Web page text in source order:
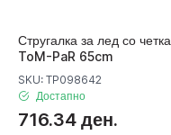
Стругалка за лед со четка
ToM-PaR 65cm
SKU: TP098642
Достапно
716.34 ден.